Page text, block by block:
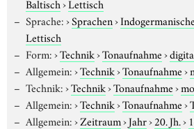
Baltisch›Lettisch
Sprache:›Sprachen›
Lettisch
Form:›Technik›Tonaufnahme›
Allgemein:›Technik›Tonaufnahme›
Technik:›Technik›Tonaufnahme›
Allgemein:›Technik›Tonaufnahme›
Allgemein:›Zeitraum›Jahr›20. Jh.›